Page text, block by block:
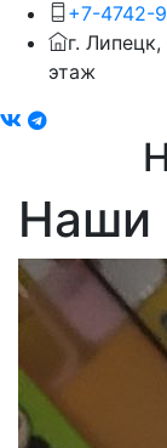
+7-4742-
г.
этаж
Наши